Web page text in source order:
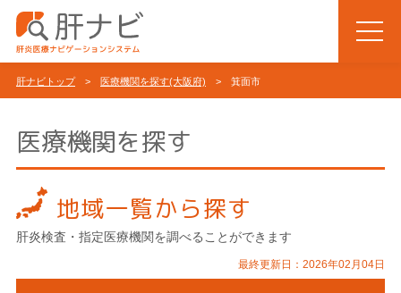
肝ナビトップ> 医療機関を探す(大阪府) > 箕面市
医療機関を探す
地域一覧から探す
肝炎検査・指定医療機関を調べることができます
最終更新日：2026年02月04日